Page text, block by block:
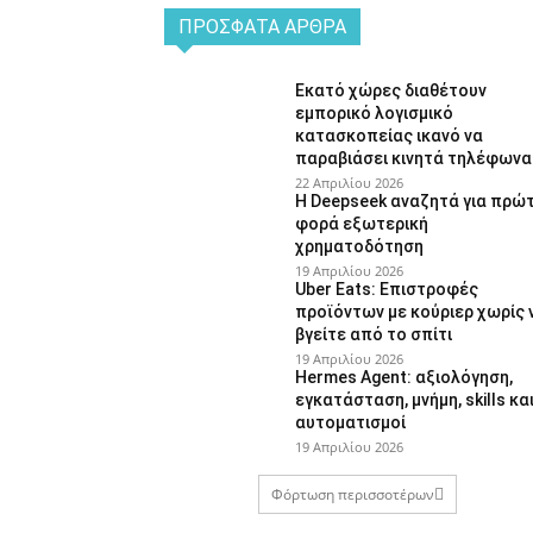
ΠΡΌΣΦΑΤΑ ΆΡΘΡΑ
Εκατό χώρες διαθέτουν
εμπορικό λογισμικό
κατασκοπείας ικανό να
παραβιάσει κινητά τηλέφωνα
22 Απριλίου 2026
Η Deepseek αναζητά για
φορά εξωτερική
χρηματοδότηση
19 Απριλίου 2026
Uber Eats: Επιστροφές
προϊόντων με κούριερ χωρίς
βγείτε από το σπίτι
19 Απριλίου 2026
Hermes Agent: αξιολόγηση,
εγκατάσταση, μνήμη, skills και
αυτοματισμοί
19 Απριλίου 2026
Φόρτωση περισσοτέρων